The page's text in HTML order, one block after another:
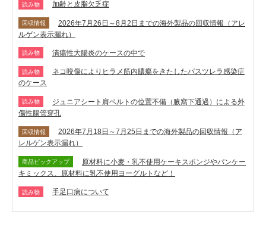
読み物 加齢と皮脂欠乏症
回収情報
2026年7月26日～8月2日までの海外製品の回収情報（アレ
ルゲン表示漏れ）
読み物 潰瘍性大腸炎のケースの中で
読み物
ネコ咬傷によりヒラメ筋内膿瘍をきたしたパスツレラ感染症
のケース
読み物
ジュニアシート肩ベルトの位置不備（腋窩下通過）による外
傷性腸管穿孔
回収情報
2026年7月18日～7月25日までの海外製品の回収情報（ア
レルゲン表示漏れ）
商品ピックアップ
原材料に小麦・乳不使用ケーキスポンジやパンケー
キミックス、原材料に乳不使用ヨーグルトなど！
読み物 手足口病について